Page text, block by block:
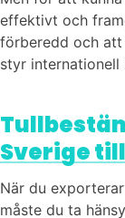
effektivt och
förberedd och
styr internationell
Sverige till
När du
måste du ta